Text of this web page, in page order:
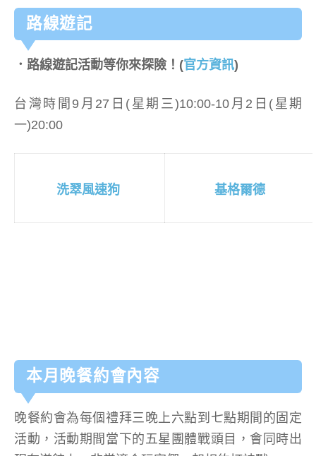
路線遊記
．路線遊記活動等你來探險！(官方資訊)
台灣時間9月27日(星期三)10:00-10月2日(星期
一)20:00
洗翠風速狗 基格爾德
本月晚餐約會內容
晚餐約會為每個禮拜三晚上六點到七點期間的固定
活動，活動期間當下的五星團體戰頭目，會同時出